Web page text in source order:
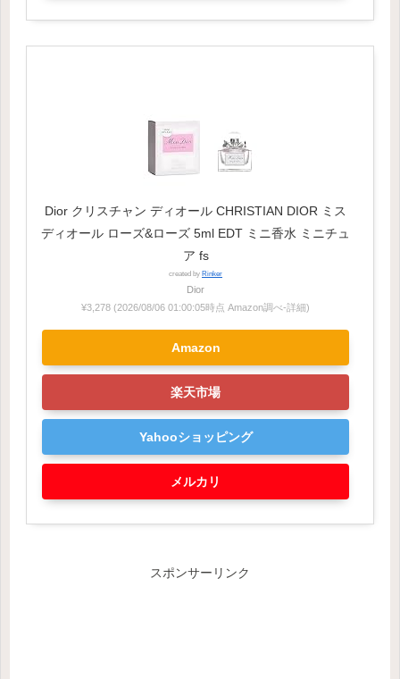
Dior クリスチャン ディオール CHRISTIAN DIOR ミス
ディオール ローズ&ローズ 5ml EDT ミニ香水 ミニチュ
ア fs
created by Rinker
Dior
¥3,278 (2026/08/06 01:00:05時点 Amazon調べ-詳細)
Amazon
楽天市場
Yahooショッピング
メルカリ
スポンサーリンク